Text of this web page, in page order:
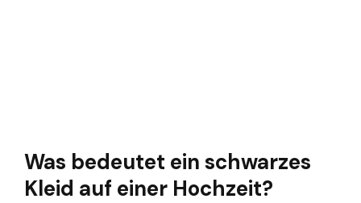
Was bedeutet ein schwarzes
Kleid auf einer Hochzeit?